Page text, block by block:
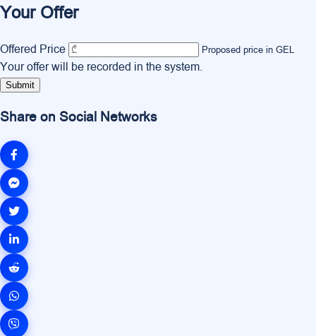
Your Offer
Offered Price Proposed price in GEL
Your offer will be recorded in the system.
Submit
Share on Social Networks